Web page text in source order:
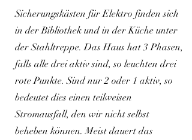
Sicherungskästen für Elektro finden sich
in der Bibliothek und in der Küche unter
der Stahltreppe. Das Haus hat 3 Phasen,
falls alle drei aktiv sind, so leuchten drei
rote Punkte. Sind nur 2 oder 1 aktiv, so
bedeutet dies einen teilweisen
Stromausfall, den wir nicht selbst
beheben können. Meist dauert das